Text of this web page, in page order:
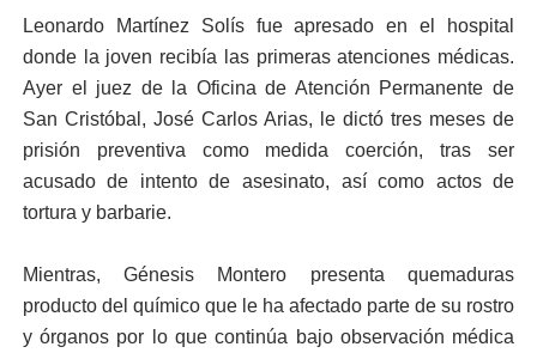
Leonardo Martínez Solís fue apresado en el hospital
donde la joven recibía las primeras atenciones médicas.
Ayer el juez de la Oficina de Atención Permanente de
San Cristóbal, José Carlos Arias, le dictó tres meses de
prisión preventiva como medida coerción, tras ser
acusado de intento de asesinato, así como actos de
tortura y barbarie.
Mientras, Génesis Montero presenta quemaduras
producto del químico que le ha afectado parte de su rostro
y órganos por lo que continúa bajo observación médica